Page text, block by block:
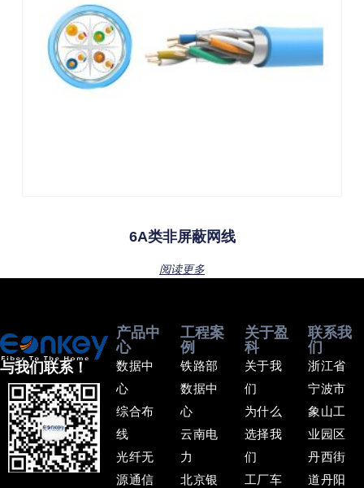
6A类非屏蔽网线
阅读更多
产品中
心
数据中
心
综合布
线
光纤无
源通信
工程案
例
铁路部
数据中
心
云南电
力
北京银
关于盈
科
关于我
们
为什么
选择我
们
工厂车
联系我
们
浙江省
宁波市
象山工
业园区
丹西街
道丹阳
与我们联系！